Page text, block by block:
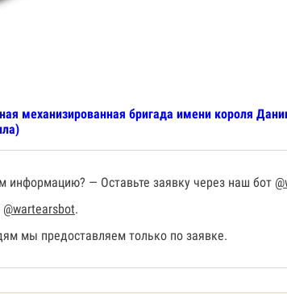
механизированная бригада имени короля
информацию? — Оставьте заявку через наш бот
@wartearsbot.
мы предоставляем только по заявке.